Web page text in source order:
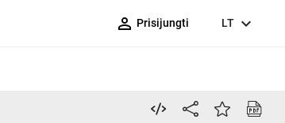
person_outline Prisijungti LT expand_more